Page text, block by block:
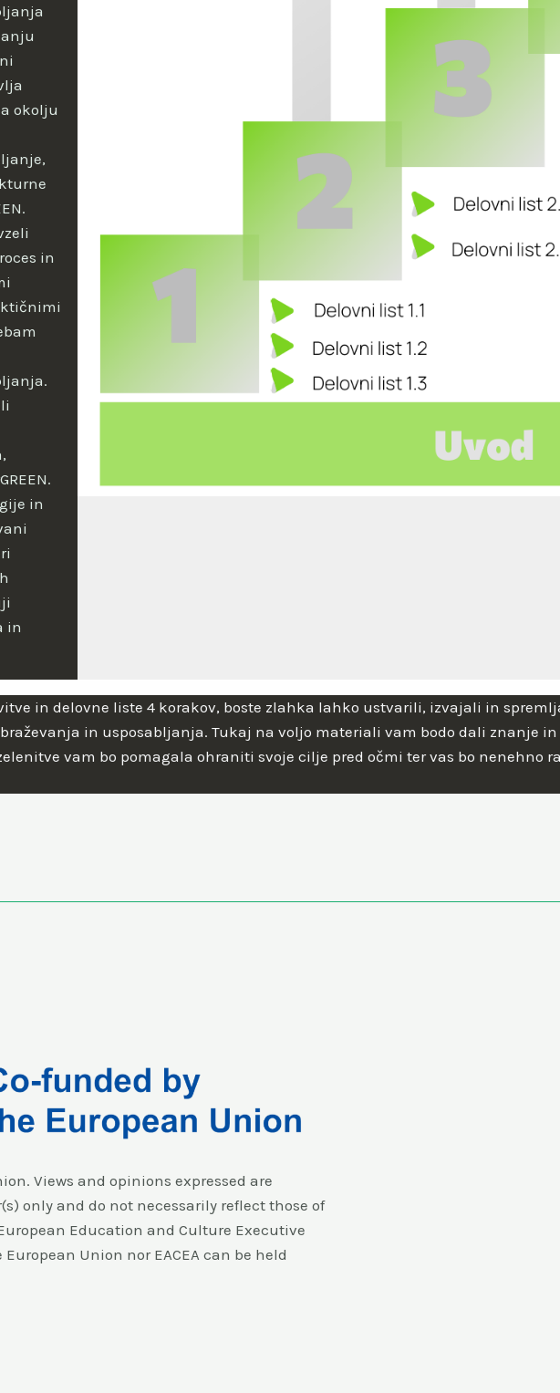
okolju
in
in
in
in delovne liste 4 korakov, boste zlahka lahko ustvarili, izvajali in
in usposabljanja. Tukaj na voljo materiali vam bodo dali znanje
vam bo pomagala ohraniti svoje cilje pred očmi ter vas bo nenehno
Views and opinions expressed are
only and do not necessarily reflect those of
Education and Culture Executive
European Union nor EACEA can be held